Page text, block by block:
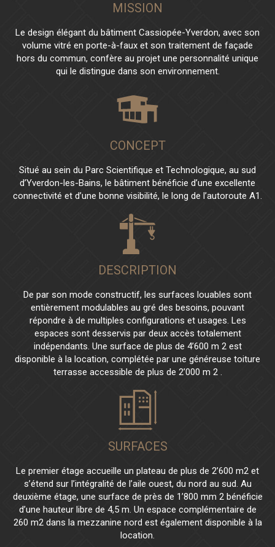
MISSION
Le design élégant du bâtiment Cassiopée-Yverdon, avec son
volume vitré en porte-à-faux et son traitement de façade
hors du commun, confère au projet une personnalité unique
qui le distingue dans son environnement.
CONCEPT
Situé au sein du Parc Scientifique et Technologique, au sud
d’Yverdon-les-Bains, le bâtiment bénéficie d’une excellente
connectivité et d’une bonne visibilité, le long de l’autoroute A1.
DESCRIPTION
De par son mode constructif, les surfaces louables sont
entièrement modulables au gré des besoins, pouvant
répondre à de multiples configurations et usages. Les
espaces sont desservis par deux accès totalement
indépendants. Une surface de plus de 4’600 m 2 est
disponible à la location, complétée par une généreuse toiture
terrasse accessible de plus de 2’000 m 2 .
SURFACES
Le premier étage accueille un plateau de plus de 2’600 m2 et
s’étend sur l’intégralité de l’aile ouest, du nord au sud. Au
deuxième étage, une surface de près de 1’800 mm 2 bénéficie
d’une hauteur libre de 4,5 m. Un espace complémentaire de
260 m2 dans la mezzanine nord est également disponible à la
location.